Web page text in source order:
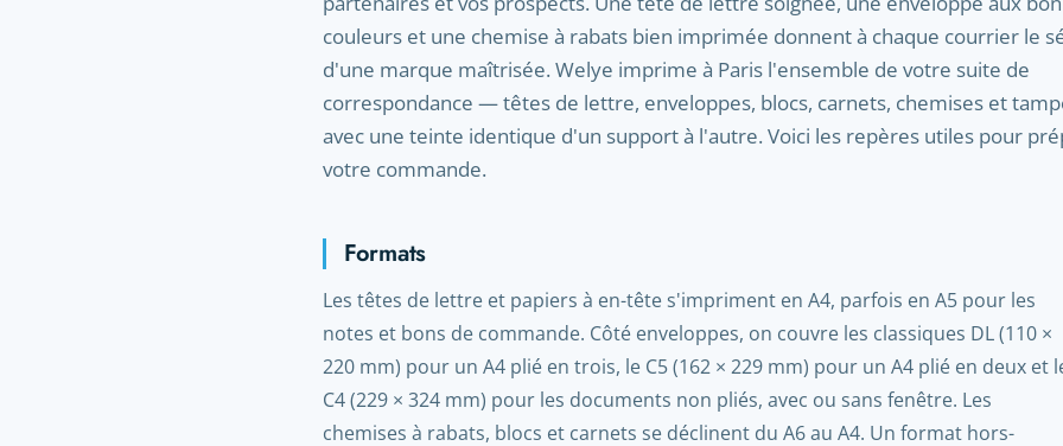
couleurs et une chemise à rabats bien imprimée donnent à chaque courrier le
d'une marque maîtrisée. Welye imprime à Paris l'ensemble de votre suite de
correspondance — têtes de lettre, enveloppes, blocs, carnets, chemises et
avec une teinte identique d'un support à l'autre. Voici les repères utiles pour
votre commande.
Formats
Les têtes de lettre et papiers à en-tête s'impriment en A4, parfois en A5 pour les
notes et bons de commande. Côté enveloppes, on couvre les classiques DL (110 ×
220 mm) pour un A4 plié en trois, le C5 (162 × 229 mm) pour un A4 plié en deux et
C4 (229 × 324 mm) pour les documents non pliés, avec ou sans fenêtre. Les
chemises à rabats, blocs et carnets se déclinent du A6 au A4. Un format hors-